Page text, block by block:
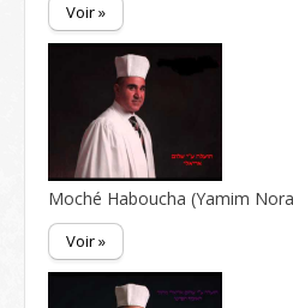
Voir »
Moché Haboucha (Yamim
Voir »